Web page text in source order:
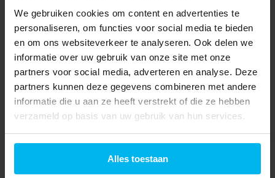
We gebruiken cookies om content en advertenties te
personaliseren, om functies voor social media te bieden
en om ons websiteverkeer te analyseren. Ook delen we
informatie over uw gebruik van onze site met onze
partners voor social media, adverteren en analyse. Deze
partners kunnen deze gegevens combineren met andere
informatie die u aan ze heeft verstrekt of die ze hebben
verzameld op basis van uw gebruik van hun services.
Alles toestaan
Weerstation
Tijdelijk uitverkocht
119,-
Alecto WS1050 -
Weerstation